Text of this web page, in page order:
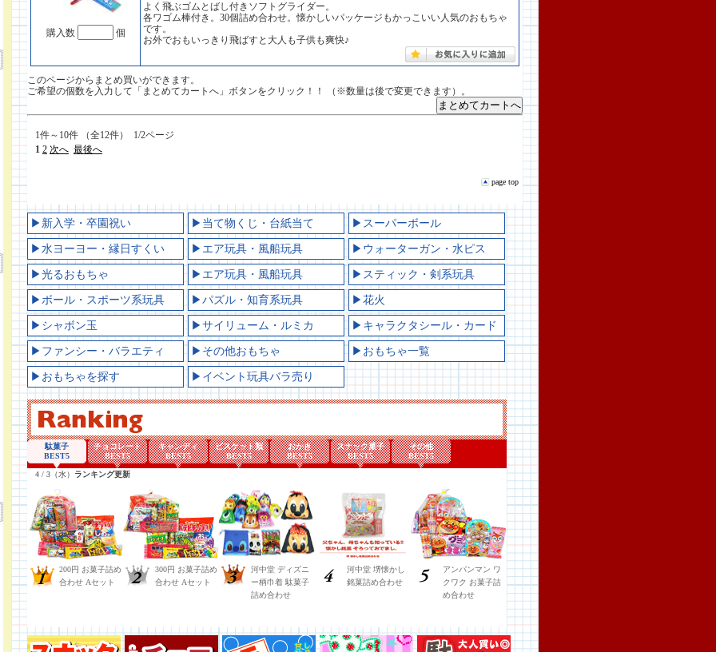
購入数 個
よく飛ぶゴムとばし付きソフトグライダー。
各ワゴム棒付き。30個詰め合わせ。懐かしいパッケージもかっこいい人気のおもちゃ
です。
お外でおもいっきり飛ばすと大人も子供も爽快♪
このページからまとめ買いができます。
ご希望の個数を入力して「まとめてカートへ」ボタンをクリック！！ （※数量は後で変更できます）。
1件～10件 （全12件） 1/2ページ
1 2 次へ 最後へ
page top
▶新入学・卒園祝い ▶当て物くじ・台紙当て ▶スーパーボール
▶水ヨーヨー・縁日すくい ▶エア玩具・風船玩具 ▶ウォーターガン・水ピス
▶光るおもちゃ ▶エア玩具・風船玩具 ▶スティック・剣系玩具
▶ボール・スポーツ系玩具 ▶パズル・知育系玩具 ▶花火
▶シャボン玉 ▶サイリューム・ルミカ ▶キャラクタシール・カード
▶ファンシー・バラエティ ▶その他おもちゃ ▶おもちゃ一覧
▶おもちゃを探す ▶イベント玩具バラ売り